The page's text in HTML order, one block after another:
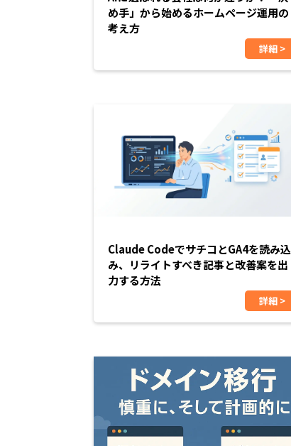
め手」から始めるホームページ運用の
考え方
詳細 >
Claude CodeでサチコとGA4を読み込
み、リライトすべき記事と改善案を出
力する方法
詳細 >